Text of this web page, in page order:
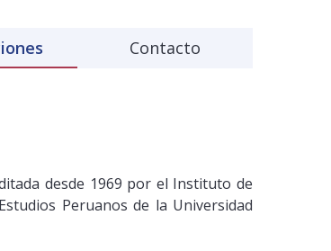
Contacto
desde 1969 por el Instituto de
Peruanos de la Universidad